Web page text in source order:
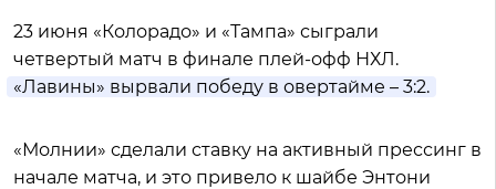
23 июня «Колорадо» и «Тампа» сыграли
четвертый матч в финале плей-офф НХЛ.
«Лавины» вырвали победу в овертайме – 3:2.
«Молнии» сделали ставку на активный прессинг в
начале матча, и это привело к шайбе Энтони